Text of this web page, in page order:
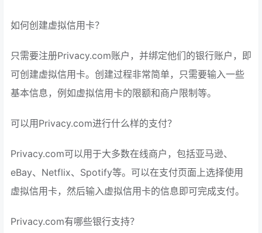
如何创建虚拟信用卡？
只需要注册Privacy.com账户，并绑定他们的银行账户，即
可创建虚拟信用卡。创建过程非常简单，只需要输入一些
基本信息，例如虚拟信用卡的限额和商户限制等。
可以用Privacy.com进行什么样的支付？
Privacy.com可以用于大多数在线商户，包括亚马逊、
eBay、Netflix、Spotify等。可以在支付页面上选择使用
虚拟信用卡，然后输入虚拟信用卡的信息即可完成支付。
Privacy.com有哪些银行支持？